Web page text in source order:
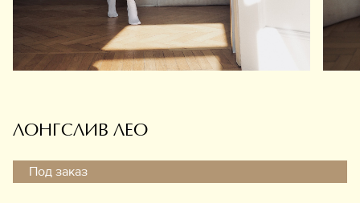
Информация
ЛОНГСЛИВ ЛЕО
Под заказ